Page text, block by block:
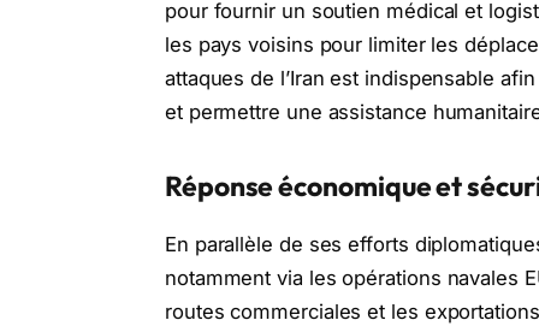
pour fournir un soutien médical et
les pays voisins pour limiter les
attaques de l’Iran est indispensable
et permettre une assistance
Réponse économique et
En parallèle de ses efforts
notamment via les opérations navales
routes commerciales et les